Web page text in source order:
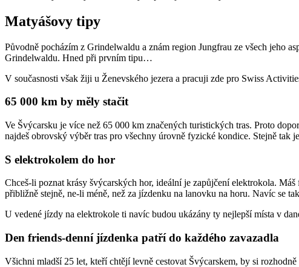
Matyášovy tipy
Původně pocházím z Grindelwaldu a znám region Jungfrau ze všech jeho
Grindelwaldu. Hned při prvním tipu…
V současnosti však žiji u Ženevského jezera a pracuji zde pro Swiss
65 000 km by měly stačit
Ve Švýcarsku je více než 65 000 km značených turistických tras. Proto
najdeš obrovský výběr tras pro všechny úrovně fyzické kondice. Stejně tak
S elektrokolem do hor
Chceš-li poznat krásy švýcarských hor, ideální je zapůjčení elektrokola.
přibližně stejně, ne-li méně, než za jízdenku na lanovku na horu. Navíc se
U vedené jízdy na elektrokole ti navíc budou ukázány ty nejlepší místa v
Den friends-denní jízdenka patří do každého zavazadla
Všichni mladší 25 let, kteří chtějí levně cestovat Švýcarskem, by si